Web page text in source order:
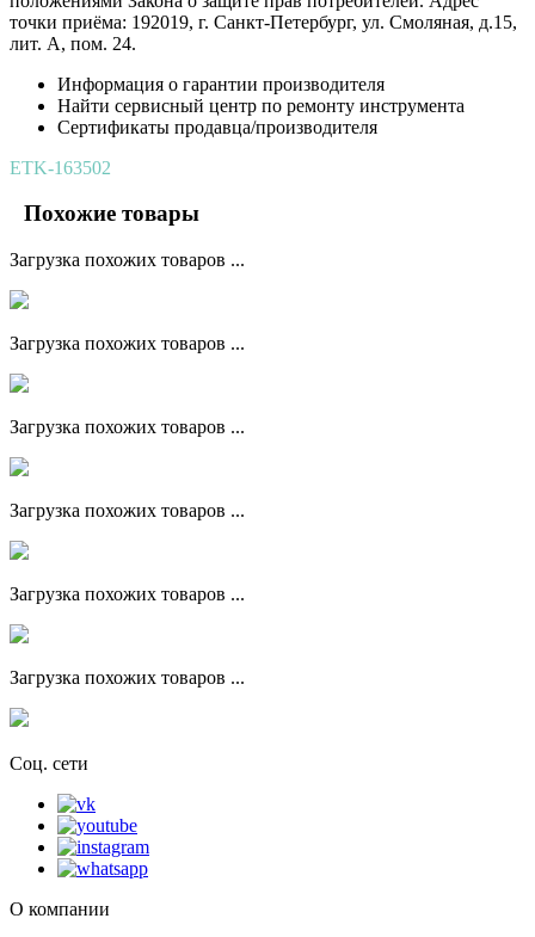
точки приёма: 192019, г. Санкт-Петербург, ул. Смоляная, д.15,
лит. А, пом. 24.
Информация о гарантии производителя
Найти сервисный центр по ремонту инструмента
Сертификаты продавца/производителя
ETK-163502
Похожие товары
Загрузка похожих товаров ...
Загрузка похожих товаров ...
Загрузка похожих товаров ...
Загрузка похожих товаров ...
Загрузка похожих товаров ...
Загрузка похожих товаров ...
Соц. сети
О компании